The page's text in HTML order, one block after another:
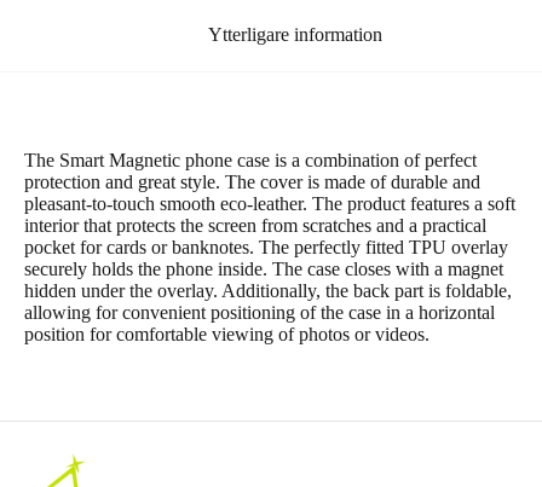
Ytterligare information
The Smart Magnetic phone case is a combination of perfect
protection and great style. The cover is made of durable and
pleasant-to-touch smooth eco-leather. The product features a soft
interior that protects the screen from scratches and a practical
pocket for cards or banknotes. The perfectly fitted TPU overlay
securely holds the phone inside. The case closes with a magnet
hidden under the overlay. Additionally, the back part is foldable,
allowing for convenient positioning of the case in a horizontal
position for comfortable viewing of photos or videos.